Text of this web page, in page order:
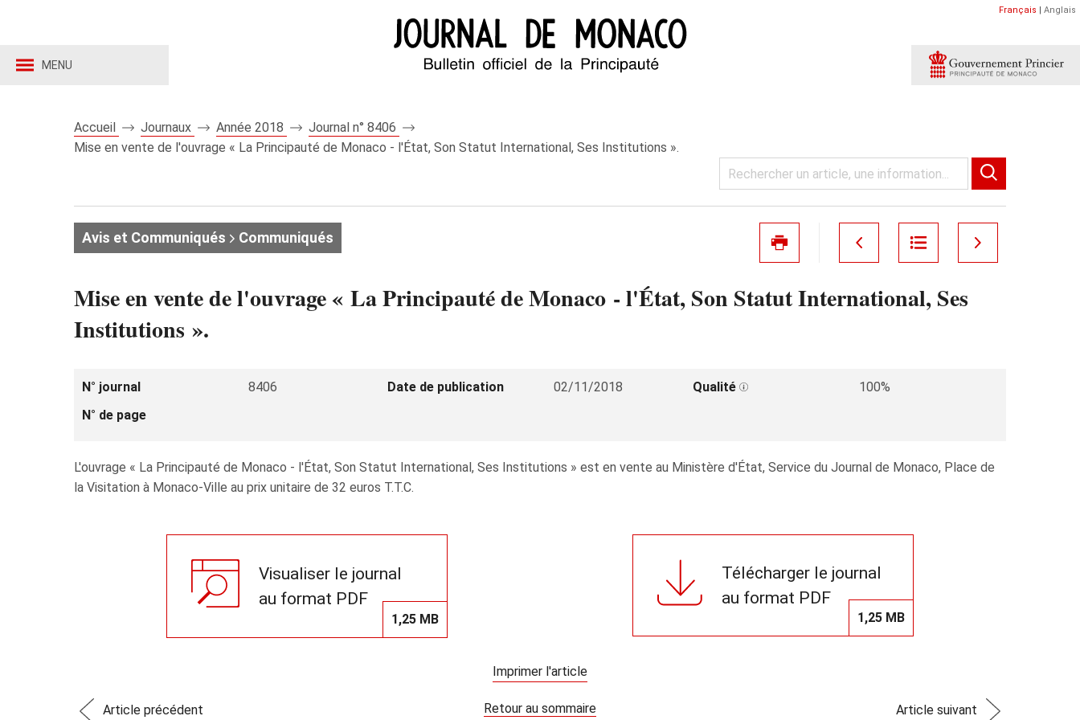
MENU
Français | Anglais
Accueil Journaux Année 2018
Journal n° 8406
Mise en vente de l'ouvrage « La Principauté de Monaco - l'État, Son Statut International, Ses Institutions ».
Avis et Communiqués Communiqués
Mise en vente de l'ouvrage « La Principauté de Monaco - l'État, Son Statut International, Ses
Institutions ».
N° journal 8406 Date de publication 02/11/2018 Qualité
100%
N° de page
L'ouvrage « La Principauté de Monaco - l'État, Son Statut International, Ses Institutions » est en vente au Ministère d'État, Service du Journal de Monaco, Place de
la Visitation à Monaco-Ville au prix unitaire de 32 euros T.T.C.
Visualiser le journal
au format PDF
1,25 MB
Télécharger le journal
au format PDF
1,25 MB
Imprimer l'article
Article précédent Retour au sommaire Article suivant